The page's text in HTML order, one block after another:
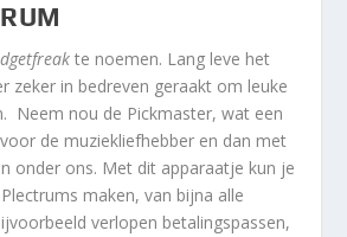
te noemen. Lang leve het
zeker in bedreven geraakt om leuke
Neem nou de Pickmaster, wat een
de muziekliefhebber en dan met
onder ons. Met dit apparaatje kun je
maken, van bijna alle
verlopen betalingspassen,